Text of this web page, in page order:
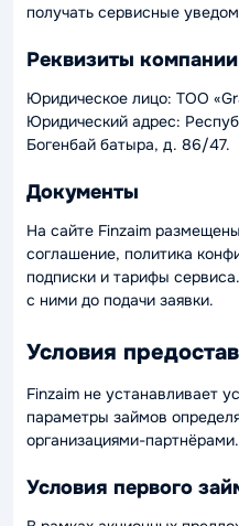
получать сервисные
Реквизиты компании
Юридическое лицо: ТОО
Юридический адрес:
Богенбай батыра, д. 86/47.
Документы
На сайте Finzaim
соглашение, политика
подписки и тарифы
с ними до подачи заявки.
Условия
Finzaim не устанавливает
параметры займов
организациями-партнёрами.
Условия первого